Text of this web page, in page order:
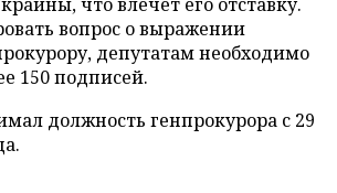
вопрос о выражении
депутатам необходимо
150 подписей.
должность генпрокурора с 29